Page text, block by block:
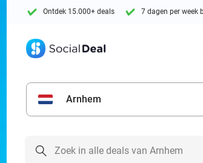
Ontdek 15.000+ deals 7 dagen per week
Arnhem